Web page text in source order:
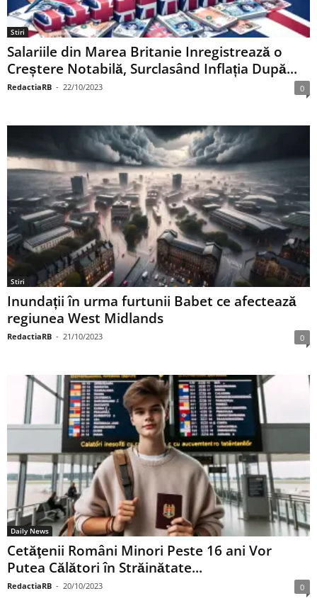
Stiri
Salariile din Marea Britanie Inregistrează o
Creștere Notabilă, Surclasând Inflația După...
RedactiaRB - 22/10/2023 0
Stiri
Inundații în urma furtunii Babet ce afectează
regiunea West Midlands
RedactiaRB - 21/10/2023 0
Daily News
Cetăţenii Români Minori Peste 16 ani Vor
Putea Călători în Străinătate...
RedactiaRB - 20/10/2023 0